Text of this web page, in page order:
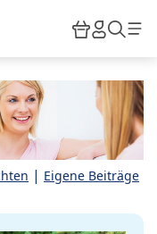
HiPP
| Eigene Beiträge